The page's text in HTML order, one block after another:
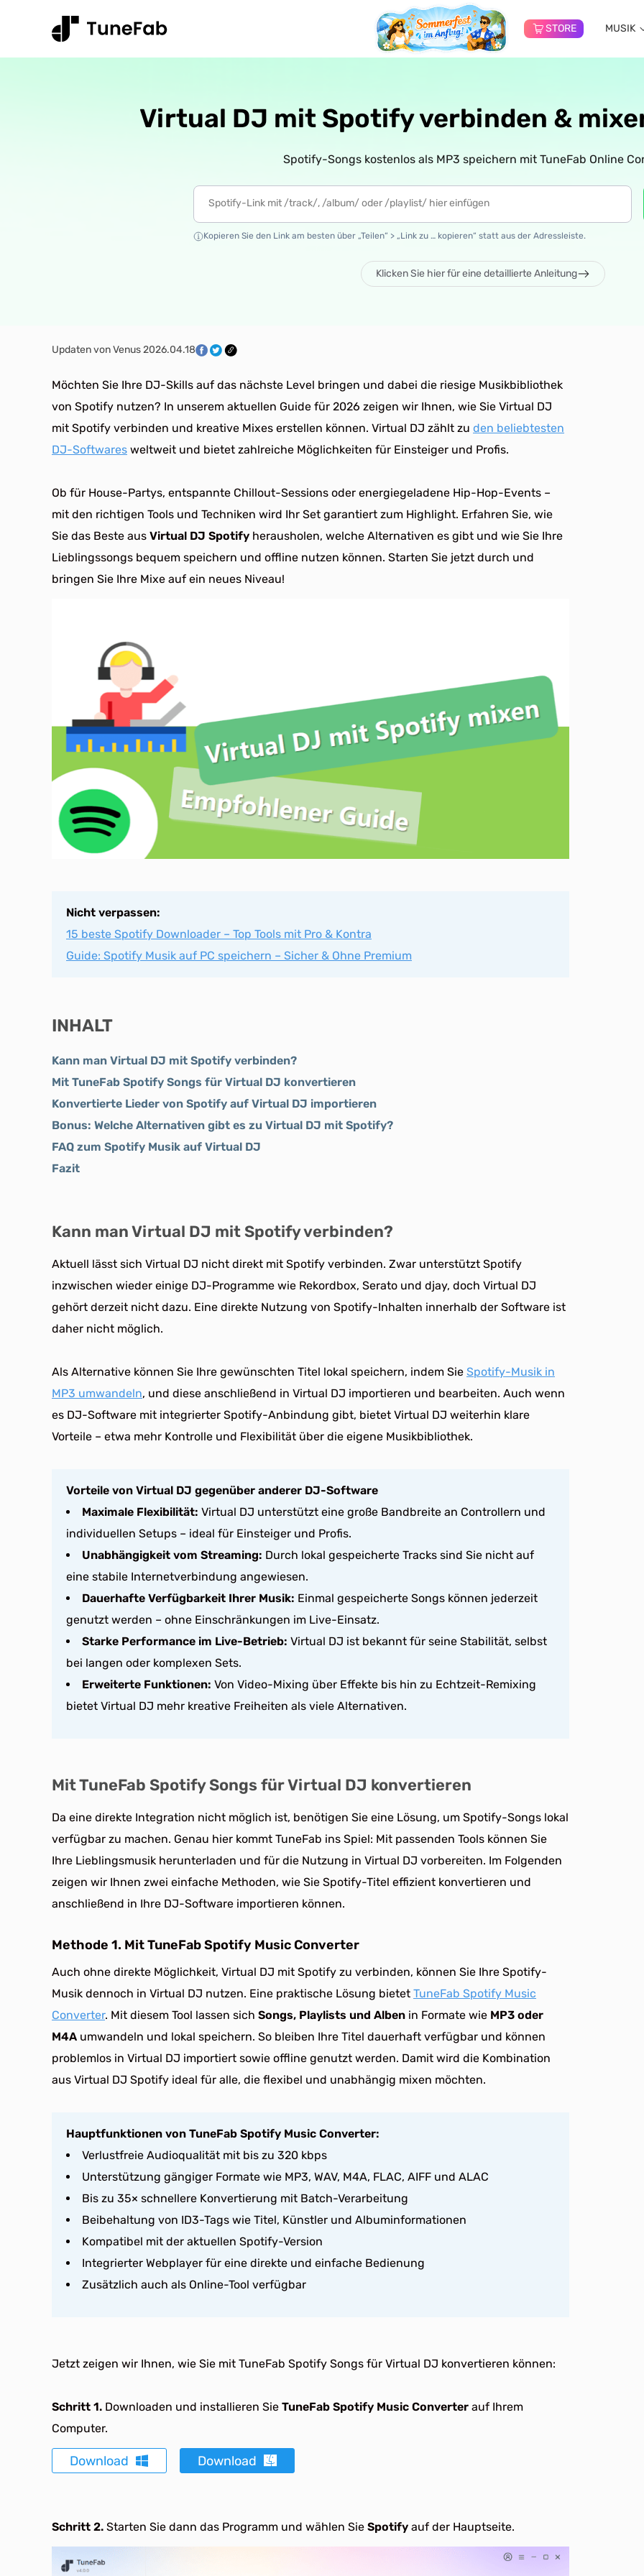
STORE MUSIK
Virtual DJ mit Spotify verbinden &
Spotify-Songs kostenlos als MP3 speichern mit TuneFab Online
Kopieren Sie den Link am besten über „Teilen“ > „Link zu … kopieren“ statt aus der Adressleiste.
Klicken Sie hier für eine detaillierte Anleitung
Updaten von Venus 2026.04.18
Möchten Sie Ihre DJ-Skills auf das nächste Level bringen und dabei die riesige Musikbibliothek
von Spotify nutzen? In unserem aktuellen Guide für 2026 zeigen wir Ihnen, wie Sie Virtual DJ
mit Spotify verbinden und kreative Mixes erstellen können. Virtual DJ zählt zu den beliebtesten
DJ-Softwares weltweit und bietet zahlreiche Möglichkeiten für Einsteiger und Profis.
Ob für House-Partys, entspannte Chillout-Sessions oder energiegeladene Hip-Hop-Events –
mit den richtigen Tools und Techniken wird Ihr Set garantiert zum Highlight. Erfahren Sie, wie
Sie das Beste aus Virtual DJ Spotify herausholen, welche Alternativen es gibt und wie Sie Ihre
Lieblingssongs bequem speichern und offline nutzen können. Starten Sie jetzt durch und
bringen Sie Ihre Mixe auf ein neues Niveau!
Nicht verpassen:
15 beste Spotify Downloader – Top Tools mit Pro & Kontra
Guide: Spotify Musik auf PC speichern – Sicher & Ohne Premium
INHALT
Kann man Virtual DJ mit Spotify verbinden?
Mit TuneFab Spotify Songs für Virtual DJ konvertieren
Konvertierte Lieder von Spotify auf Virtual DJ importieren
Bonus: Welche Alternativen gibt es zu Virtual DJ mit Spotify?
FAQ zum Spotify Musik auf Virtual DJ
Fazit
Kann man Virtual DJ mit Spotify verbinden?
Aktuell lässt sich Virtual DJ nicht direkt mit Spotify verbinden. Zwar unterstützt Spotify
inzwischen wieder einige DJ-Programme wie Rekordbox, Serato und djay, doch Virtual DJ
gehört derzeit nicht dazu. Eine direkte Nutzung von Spotify-Inhalten innerhalb der Software ist
daher nicht möglich.
Als Alternative können Sie Ihre gewünschten Titel lokal speichern, indem Sie Spotify-Musik in
MP3 umwandeln, und diese anschließend in Virtual DJ importieren und bearbeiten. Auch wenn
es DJ-Software mit integrierter Spotify-Anbindung gibt, bietet Virtual DJ weiterhin klare
Vorteile – etwa mehr Kontrolle und Flexibilität über die eigene Musikbibliothek.
Vorteile von Virtual DJ gegenüber anderer DJ-Software
Maximale Flexibilität: Virtual DJ unterstützt eine große Bandbreite an Controllern und
individuellen Setups – ideal für Einsteiger und Profis.
Unabhängigkeit vom Streaming: Durch lokal gespeicherte Tracks sind Sie nicht auf
eine stabile Internetverbindung angewiesen.
Dauerhafte Verfügbarkeit Ihrer Musik: Einmal gespeicherte Songs können jederzeit
genutzt werden – ohne Einschränkungen im Live-Einsatz.
Starke Performance im Live-Betrieb: Virtual DJ ist bekannt für seine Stabilität, selbst
bei langen oder komplexen Sets.
Erweiterte Funktionen: Von Video-Mixing über Effekte bis hin zu Echtzeit-Remixing
bietet Virtual DJ mehr kreative Freiheiten als viele Alternativen.
Mit TuneFab Spotify Songs für Virtual DJ konvertieren
Da eine direkte Integration nicht möglich ist, benötigen Sie eine Lösung, um Spotify-Songs lokal
verfügbar zu machen. Genau hier kommt TuneFab ins Spiel: Mit passenden Tools können Sie
Ihre Lieblingsmusik herunterladen und für die Nutzung in Virtual DJ vorbereiten. Im Folgenden
zeigen wir Ihnen zwei einfache Methoden, wie Sie Spotify-Titel effizient konvertieren und
anschließend in Ihre DJ-Software importieren können.
Methode 1. Mit TuneFab Spotify Music Converter
Auch ohne direkte Möglichkeit, Virtual DJ mit Spotify zu verbinden, können Sie Ihre Spotify-
Musik dennoch in Virtual DJ nutzen. Eine praktische Lösung bietet TuneFab Spotify Music
Converter. Mit diesem Tool lassen sich Songs, Playlists und Alben in Formate wie MP3 oder
M4A umwandeln und lokal speichern. So bleiben Ihre Titel dauerhaft verfügbar und können
problemlos in Virtual DJ importiert sowie offline genutzt werden. Damit wird die Kombination
aus Virtual DJ Spotify ideal für alle, die flexibel und unabhängig mixen möchten.
Hauptfunktionen von TuneFab Spotify Music Converter:
Verlustfreie Audioqualität mit bis zu 320 kbps
Unterstützung gängiger Formate wie MP3, WAV, M4A, FLAC, AIFF und ALAC
Bis zu 35× schnellere Konvertierung mit Batch-Verarbeitung
Beibehaltung von ID3-Tags wie Titel, Künstler und Albuminformationen
Kompatibel mit der aktuellen Spotify-Version
Integrierter Webplayer für eine direkte und einfache Bedienung
Zusätzlich auch als Online-Tool verfügbar
Jetzt zeigen wir Ihnen, wie Sie mit TuneFab Spotify Songs für Virtual DJ konvertieren können:
Schritt 1. Downloaden und installieren Sie TuneFab Spotify Music Converter auf Ihrem
Computer.
Download Download
Schritt 2. Starten Sie dann das Programm und wählen Sie Spotify auf der Hauptseite.